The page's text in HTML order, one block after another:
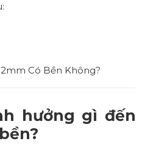
Có Bền Không?
hưởng gì đến